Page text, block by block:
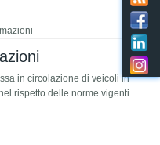
in circolazione di veicoli in
rispetto delle norme vigenti.